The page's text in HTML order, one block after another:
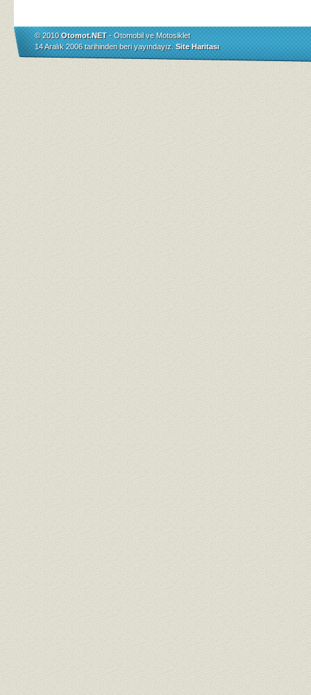
© 2010Otomot.NET- Otomobil ve Motosiklet
14 Aralık 2006 tarihinden beri yayındayız. Site Haritası